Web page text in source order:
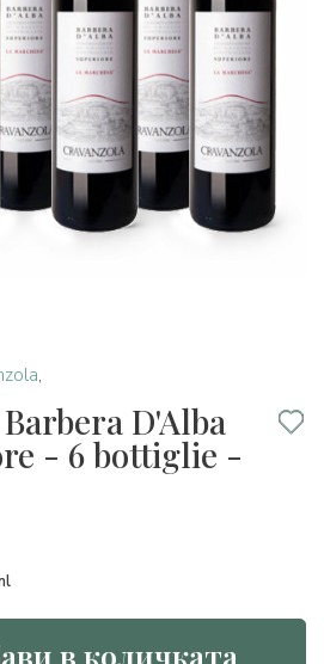
,
D'Alba
- 6 bottiglie -
в количката